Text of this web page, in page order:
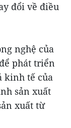
đổi về điều
nghệ của
phát triển
kinh tế của
sản xuất
xuất từ